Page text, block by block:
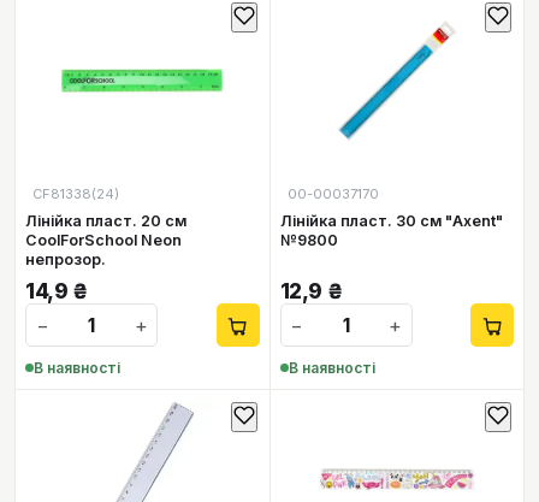
CF81338(24)
Лінійка пласт. 20 см
CoolForSchool Neon
непрозор.
14,9 ₴
−
+
В наявності
00-00037170
Лінійка пласт. 30 см "Axent"
№9800
12,9 ₴
−
+
В наявності